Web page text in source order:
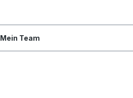
Mein Team